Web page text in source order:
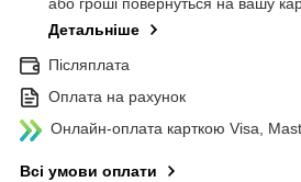
або гроші повернуться на вашу
Детальніше
Післяплата
Оплата на рахунок
Онлайн-оплата карткою Visa,
Всі умови оплати